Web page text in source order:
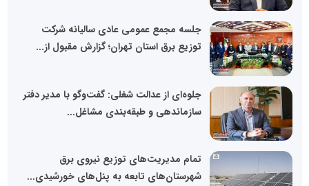
جلسه مجمع عمومی عادی سالیانه شرکت
توزیع برق استان تهران؛ گزارش مقبول از...
جلوه‌ای از عدالت شغلی: گفت‌وگو با مدیر دفتر
سازماندهی و طبقه‌بندی مشاغل...
تمام مدیریت‌های توزیع نیروی برق
شهرستان‌های تابعه به پنل‌های خورشیدی...